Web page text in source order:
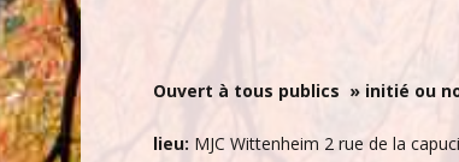
Ouvert à tous publics » initié ou
lieu: MJC Wittenheim 2 rue de la